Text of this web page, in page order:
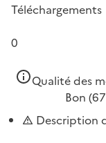
Téléchargements
0
Qualité des
Bon
Description